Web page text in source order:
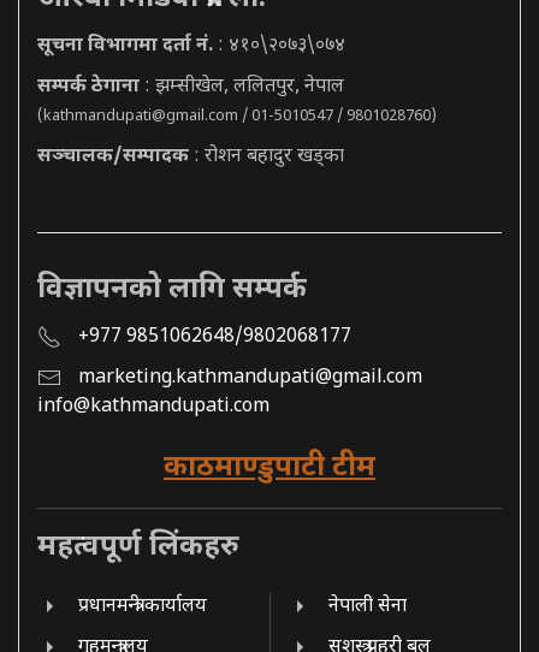
सूचना विभागमा दर्ता नं. : ४१०\२०७३\०७४
सम्पर्क ठेगाना : झम्सीखेल, ललितपुर, नेपाल
(kathmandupati@gmail.com / 01-5010547 / 9801028760)
सञ्चालक/सम्पादक : रोशन बहादुर खड्का
विज्ञापनको लागि सम्पर्क
+977 9851062648/9802068177
marketing.kathmandupati@gmail.com
info@kathmandupati.com
काठमाण्डुपाटी टीम
महत्वपूर्ण लिंकहरु
प्रधानमन्त्री कार्यालय
नेपाली सेना